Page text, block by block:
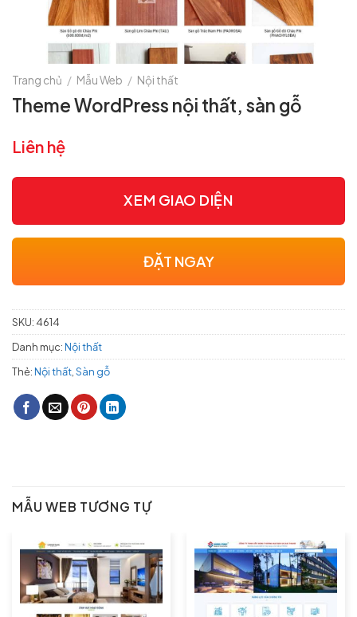
Trang chủ / Mẫu Web / Nội thất
Theme WordPress nội thất, sàn gỗ
Liên hệ
XEM GIAO DIỆN
ĐẶT NGAY
SKU: 4614
Danh mục:Nội thất
Thẻ:Nội thất Sàn gỗ
MẪU WEB TƯƠNG TỰ